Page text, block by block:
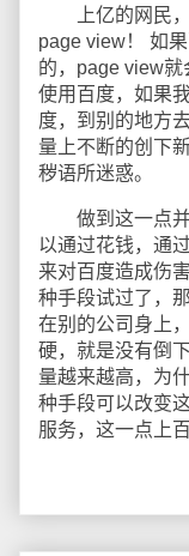
上亿的网民，
page view！ 如
的，page view
使用百度，如果
度，到别的地方
量上不断的创下
秽语所迷惑。
做到这一点并
以通过花钱，通
来对百度造成伤
种手段试过了，
在别的公司身上
硬，就是没有倒
量越来越高，为
种手段可以改变
服务，这一点上